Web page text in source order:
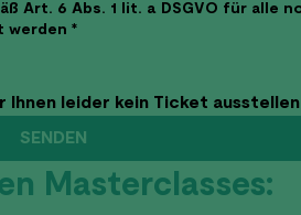
Art. 6 Abs. 1 lit. a DSGVO für alle
werden *
Ihnen leider kein Ticket
SENDEN
Masterclasses: